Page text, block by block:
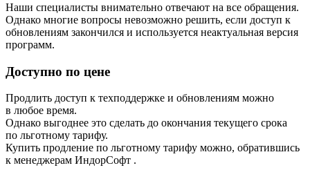
Наши специалисты внимательно отвечают на все обращения.
Однако многие вопросы невозможно решить, если доступ к
обновлениям закончился и используется неактуальная версия
программ.
Доступно по цене
Продлить доступ к техподдержке и обновлениям можно
в любое время.
Однако выгоднее это сделать до окончания текущего срока
по льготному тарифу.
Купить продление по льготному тарифу можно, обратившись
к менеджерам ИндорСофт .